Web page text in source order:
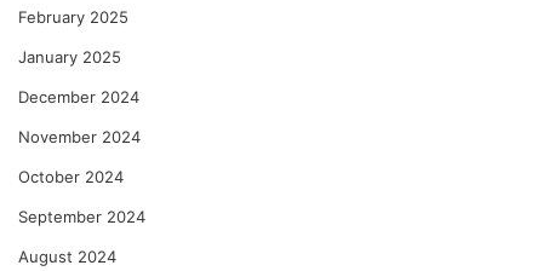
February 2025
January 2025
December 2024
November 2024
October 2024
September 2024
August 2024